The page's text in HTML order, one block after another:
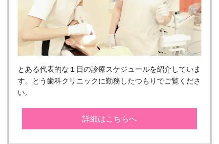
とある代表的な１日の診療スケジュールを紹介していま
す。とう歯科クリニックに勤務したつもりでご覧くださ
い。
詳細はこちらへ